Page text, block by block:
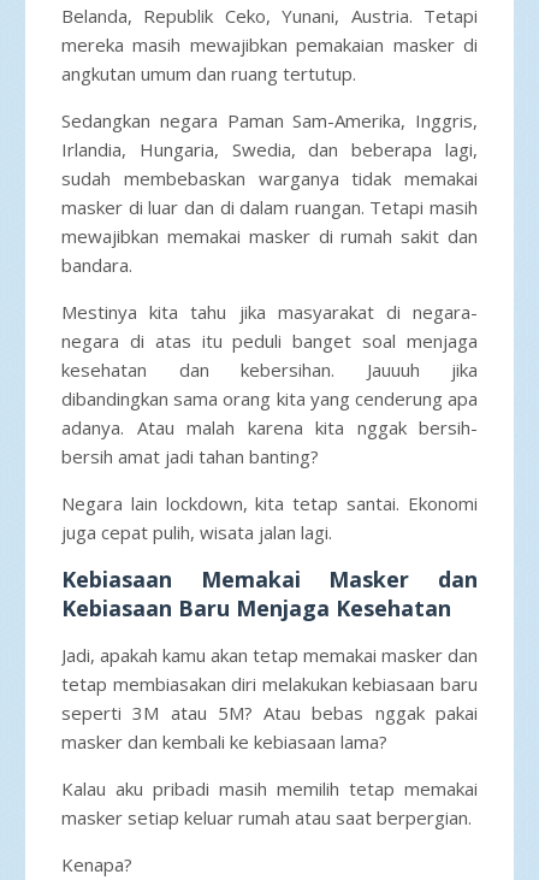
Belanda, Republik Ceko, Yunani, Austria. Tetapi
mereka masih mewajibkan pemakaian masker di
angkutan umum dan ruang tertutup.
Sedangkan negara Paman Sam-Amerika, Inggris,
Irlandia, Hungaria, Swedia, dan beberapa lagi,
sudah membebaskan warganya tidak memakai
masker di luar dan di dalam ruangan. Tetapi masih
mewajibkan memakai masker di rumah sakit dan
bandara.
Mestinya kita tahu jika masyarakat di negara-
negara di atas itu peduli banget soal menjaga
kesehatan dan kebersihan. Jauuuh jika
dibandingkan sama orang kita yang cenderung apa
adanya. Atau malah karena kita nggak bersih-
bersih amat jadi tahan banting?
Negara lain lockdown, kita tetap santai. Ekonomi
juga cepat pulih, wisata jalan lagi.
Kebiasaan Memakai Masker dan
Kebiasaan Baru Menjaga Kesehatan
Jadi, apakah kamu akan tetap memakai masker dan
tetap membiasakan diri melakukan kebiasaan baru
seperti 3M atau 5M? Atau bebas nggak pakai
masker dan kembali ke kebiasaan lama?
Kalau aku pribadi masih memilih tetap memakai
masker setiap keluar rumah atau saat berpergian.
Kenapa?